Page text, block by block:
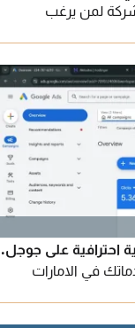
لمن يرغب
احترافية على جوجل.
في الامارات